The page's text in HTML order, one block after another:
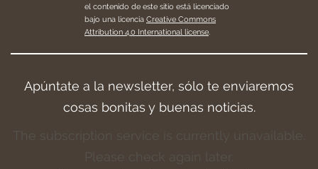
el contenido de este sitio está licenciado
bajo una licencia Creative Commons
Attribution 4.0 International license.
Apúntate a la newsletter, sólo te enviaremos
cosas bonitas y buenas noticias.
The subscription service is currently unavailable.
Please check again later.